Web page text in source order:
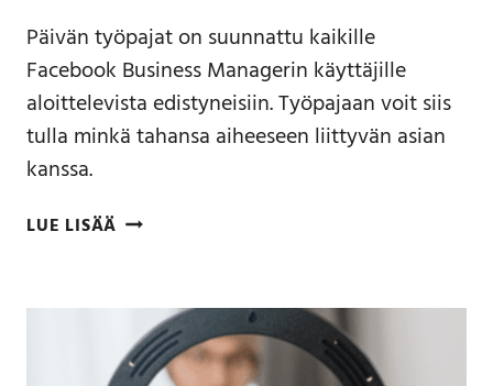
Päivän työpajat on suunnattu kaikille
Facebook Business Managerin käyttäjille
aloittelevista edistyneisiin. Työpajaan voit siis
tulla minkä tahansa aiheeseen liittyvän asian
kanssa.
LUE LISÄÄ